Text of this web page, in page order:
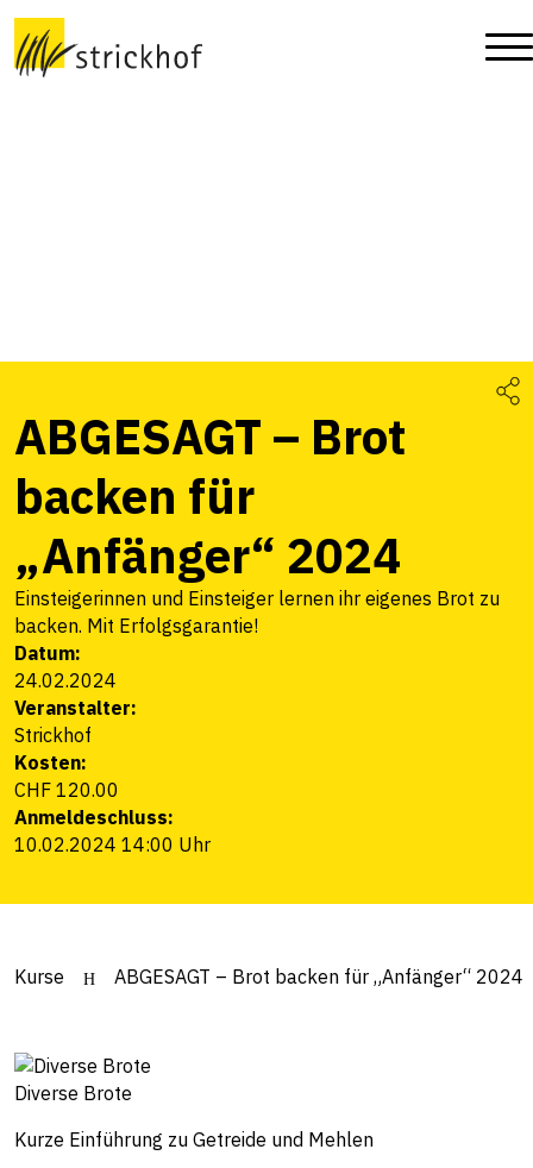
ABGESAGT – Brot
backen für
„Anfänger“ 2024
Einsteigerinnen und Einsteiger lernen ihr eigenes Brot zu
backen. Mit Erfolgsgarantie!
Datum:
24.02.2024
Veranstalter:
Strickhof
Kosten:
CHF 120.00
Anmeldeschluss:
10.02.2024 14:00 Uhr
Kurse ABGESAGT – Brot backen für „Anfänger“ 2024
Diverse Brote
Kurze Einführung zu Getreide und Mehlen